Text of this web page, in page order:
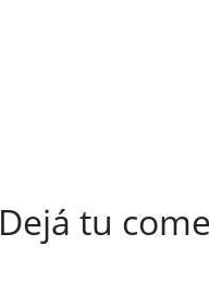
Dejá tu